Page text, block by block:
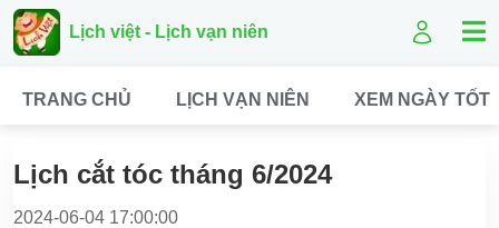
Lịch việt - Lịch vạn niên
TRANG CHỦ LỊCH VẠN NIÊN XEM NGÀY TỐT
Lịch cắt tóc tháng 6/2024
2024-06-04 17:00:00